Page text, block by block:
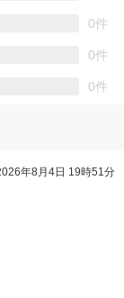
0件
0件
0件
年8月4日 19時51分